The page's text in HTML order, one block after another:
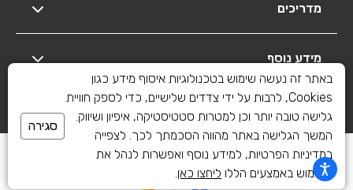
מדריכים
מידע נוסף
יצירת קשר
כל הזכויות שמורות לשיפוצים פלוס 2010-2026
באתר זה נעשה שימוש בטכנולוגיות איסוף מידע כגון
Cookies, לרבות על ידי צדדים שלישיים, כדי לספק חוויית
גלישה טובה יותר וכן למטרות סטטיסטיקה, איפיון ושיווק.
המשך הגלישה באתר מהווה הסכמתך לכך. לצפייה
במדיניות הפרטיות, למידע נוסף ואפשרות לנהל את
השימוש באמצעים הללו ליחצו כאן.
סגירה